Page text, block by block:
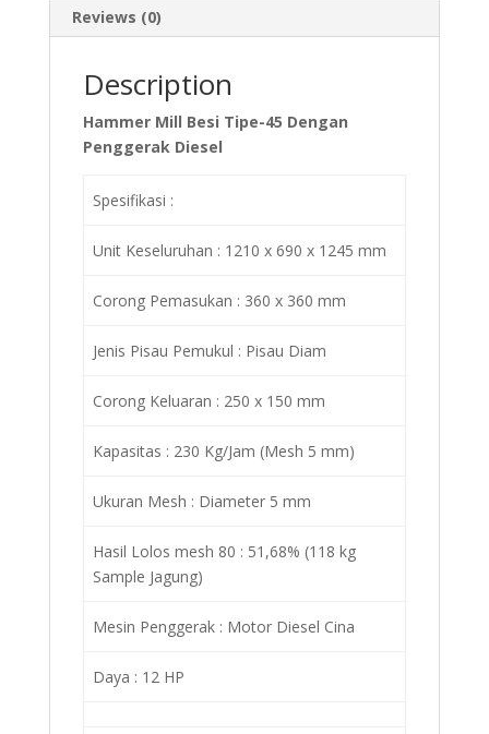
Reviews (0)
Description
Hammer Mill Besi Tipe-45 Dengan
Penggerak Diesel
Spesifikasi :
Unit Keseluruhan : 1210 x 690 x 1245 mm
Corong Pemasukan : 360 x 360 mm
Jenis Pisau Pemukul : Pisau Diam
Corong Keluaran : 250 x 150 mm
Kapasitas : 230 Kg/Jam (Mesh 5 mm)
Ukuran Mesh : Diameter 5 mm
Hasil Lolos mesh 80 : 51,68% (118 kg
Sample Jagung)
Mesin Penggerak : Motor Diesel Cina
Daya : 12 HP